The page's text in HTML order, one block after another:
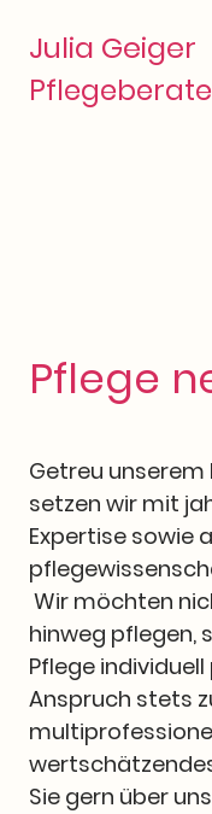
Julia Geiger
Pflege
Getreu unserem
setzen wir mit
Expertise sowie
Wir möchten
hinweg pflegen,
Pflege
Anspruch stets
Sie gern über